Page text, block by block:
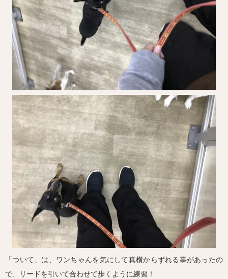
「ついて」は、ワンちゃんを気にして真横からずれる事があったの
で、リードを引いて合わせて歩くように練習！